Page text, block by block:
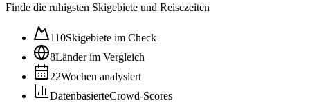
Finde die ruhigsten Skigebiete und Reisezeiten
110Skigebiete im Check
8Länder im Vergleich
22Wochen analysiert
DatenbasierteCrowd-Scores